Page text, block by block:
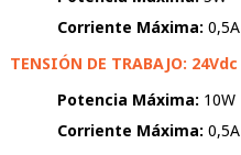
Corriente Máxima: 0,5A
TENSIÓN DE TRABAJO: 24Vdc
Potencia Máxima: 10W
Corriente Máxima: 0,5A